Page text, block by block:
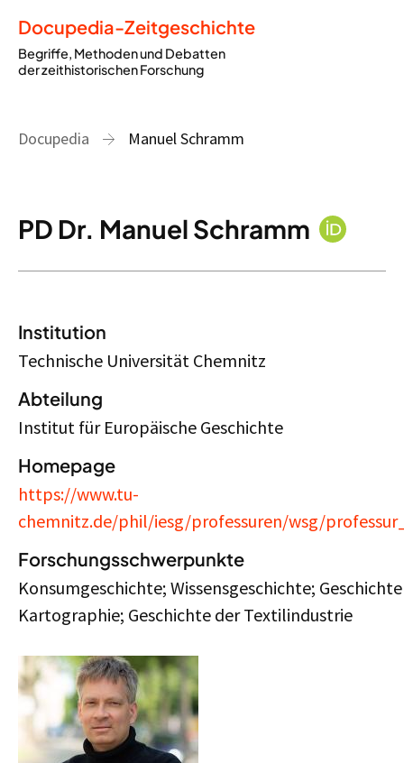
Docupedia-Zeitgeschichte
Begriffe, Methoden und Debatten
der zeithistorischen Forschung
Docupedia Manuel Schramm
PD Dr. Manuel Schramm
Institution
Technische Universität Chemnitz
Abteilung
Institut für Europäische Geschichte
Homepage
https://www.tu-
chemnitz.de/phil/iesg/professuren/wsg/
Forschungsschwerpunkte
Konsumgeschichte; Wissensgeschichte;
Kartographie; Geschichte der Textilindustrie